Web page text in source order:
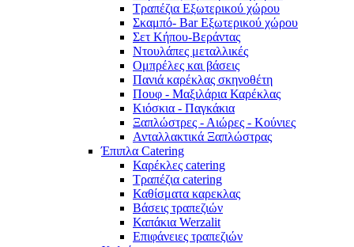
Τραπέζια Εξωτερικού χώρου
Σκαμπό- Bar Εξωτερικού χώρου
Σετ Κήπου-Βεράντας
Ντουλάπες μεταλλικές
Ομπρέλες και βάσεις
Πανιά καρέκλας σκηνοθέτη
Πουφ - Μαξιλάρια Καρέκλας
Κιόσκια - Παγκάκια
Ξαπλώστρες - Αιώρες - Κούνιες
Ανταλλακτικά Ξαπλώστρας
Έπιπλα Catering
Καρέκλες catering
Τραπέζια catering
Καθίσματα καρεκλας
Βάσεις τραπεζιών
Καπάκια Werzalit
Επιφάνειες τραπεζιών